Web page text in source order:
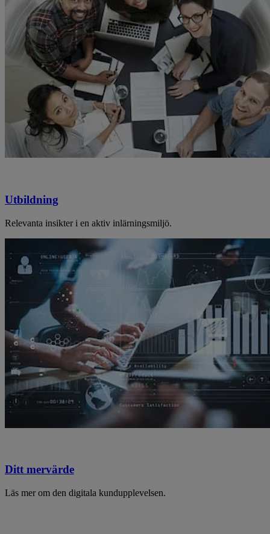
Utbildning
Relevanta insikter i en aktiv inlärningsmiljö.
Ditt mervärde
Läs mer om den digitala kundupplevelsen.